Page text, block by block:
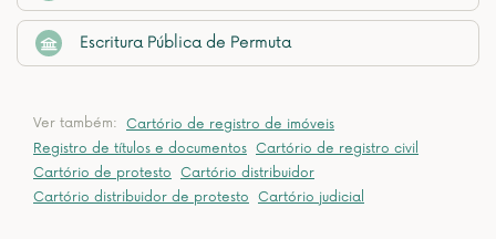
Escritura Pública de Permuta
Ver também: Cartório de registro de imóveis
Registro de títulos e documentos Cartório de registro civil
Cartório de protesto Cartório distribuidor
Cartório distribuidor de protesto Cartório judicial